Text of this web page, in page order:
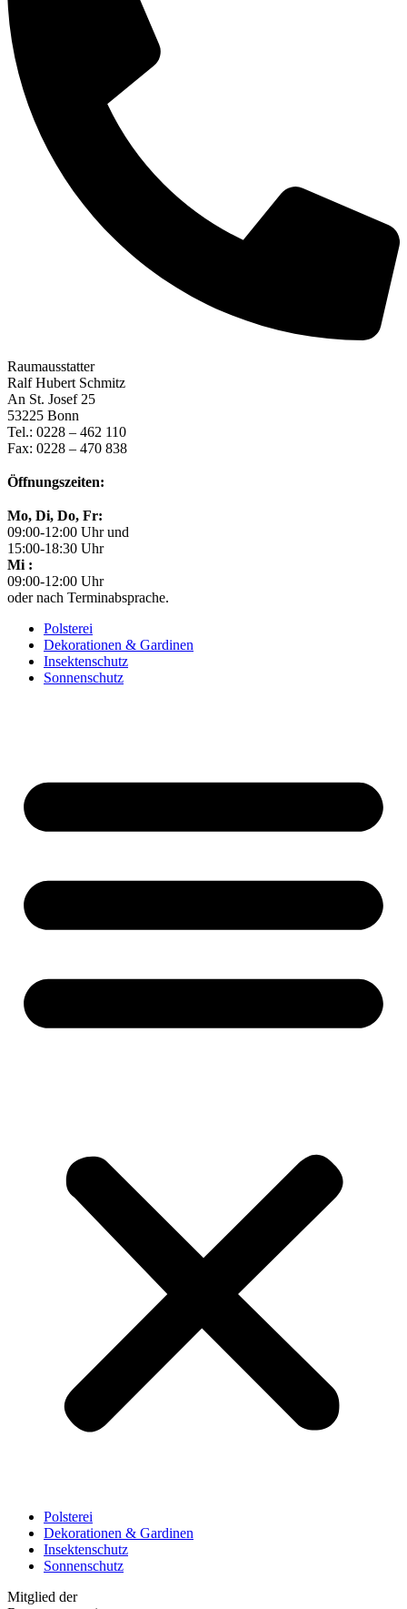
Raumausstatter
Ralf Hubert Schmitz
An St. Josef 25
53225 Bonn
Tel.: 0228 – 462 110
Fax: 0228 – 470 838
Öffnungszeiten:
Mo, Di, Do, Fr:
09:00-12:00 Uhr und
15:00-18:30 Uhr
Mi :
09:00-12:00 Uhr
oder nach Terminabsprache.
Polsterei
Dekorationen & Gardinen
Insektenschutz
Sonnenschutz
Polsterei
Dekorationen & Gardinen
Insektenschutz
Sonnenschutz
Mitglied der